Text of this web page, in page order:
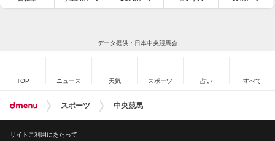
データ提供：日本中央競馬会
TOP ニュース 天気 スポーツ 占い すべて
スポーツ 中央競馬
サイトご利用にあたって